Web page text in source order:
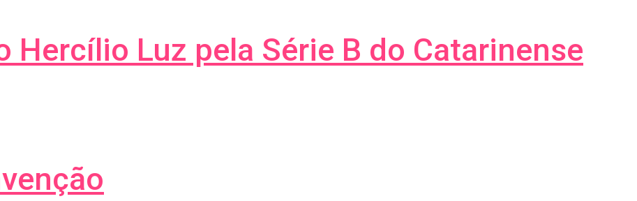
Hercílio Luz pela Série B do Catarinense